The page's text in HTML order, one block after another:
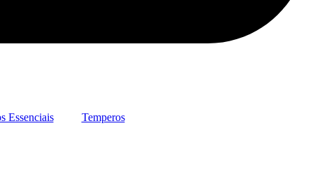
Essenciais Temperos